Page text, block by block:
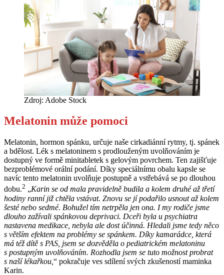
Zdroj: Adobe Stock
Melatonin může pomoci
Melatonin, hormon spánku, určuje naše cirkadiánní rytmy, tj. spánek
a bdělost. Lék s melatoninem s prodlouženým uvolňováním je
dostupný ve formě minitabletek s gelovým povrchem. Ten zajišťuje
bezproblémové orální podání. Díky speciálnímu obalu kapsle se
navíc tento melatonin uvolňuje postupně a vstřebává se po dlouhou
dobu.2 „Karin se od mala pravidelně budila a kolem druhé až třetí
hodiny ranní již chtěla vstávat. Znovu se jí podařilo usnout až kolem
šesté nebo sedmé. Bohužel tím netrpěla jen ona. I my rodiče jsme
dlouho zažívali spánkovou deprivaci. Dceři byla u psychiatra
nastavena medikace, nebyla ale dost účinná. Hledali jsme tedy něco
s větším efektem na problémy se spánkem. Díky kamarádce, která
má též dítě s PAS, jsem se dozvěděla o pediatrickém melatoninu
s postupným uvolňováním. Rozhodla jsem se tuto možnost probrat
s naší lékařkou, “ pokračuje ves sdílení svých zkušeností maminka
Karin.